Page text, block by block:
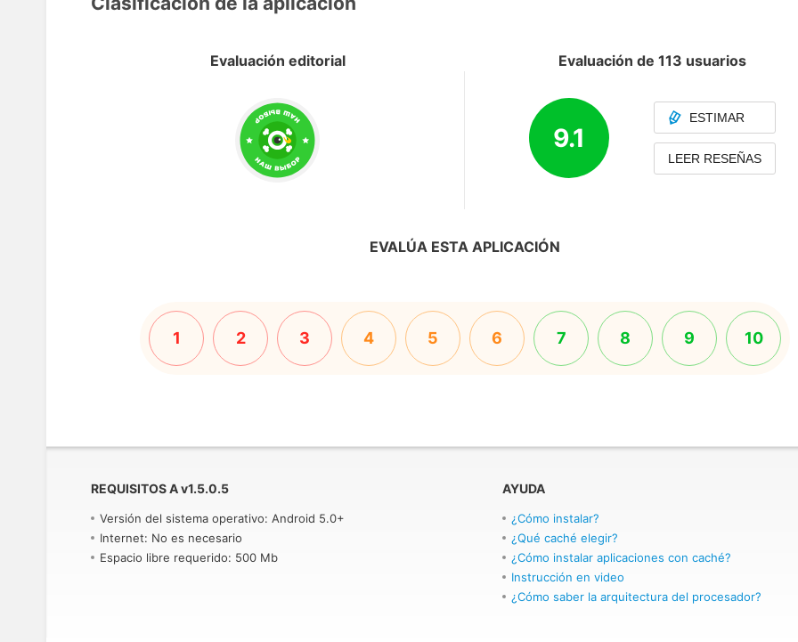
Evaluación editorial Evaluación de 113 usuarios
9.1
ESTIMAR
LEER RESEÑAS
EVALÚA ESTA APLICACIÓN
1 2 3 4 5 6 7 8 9 10
REQUISITOS Av1.5.0.5
Versión del sistema operativo: Android 5.0+
Internet: No es necesario
Espacio libre requerido: 500 Mb
AYUDA
¿Cómo instalar?
¿Qué caché elegir?
¿Cómo instalar aplicaciones con caché?
Instrucción en video
¿Cómo saber la arquitectura del procesador?